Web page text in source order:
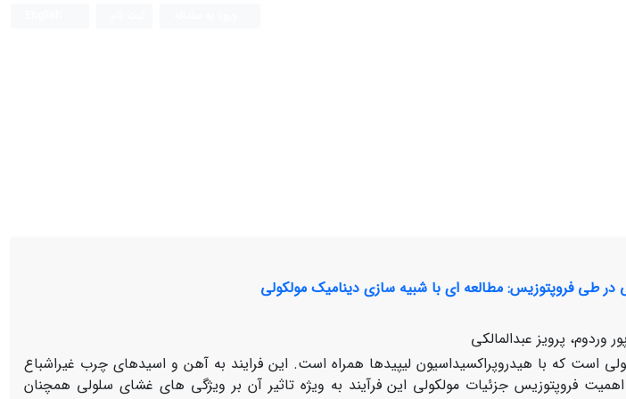
طی فروپتوزیس: مطالعه ای با شبیه سازی دینامیک مولکولی
وردوم، پرویز عبدالمالکی
است که با هیدروپراکسیداسیون لیپیدها همراه است. این فرایند به آهن و اسیدهای چرب غیراشباع
فروپتوزیس جزئیات مولکولی این فرآیند به ‌ویژه تاثیر آن بر ویژگی‌ های غشای سلولی همچنان